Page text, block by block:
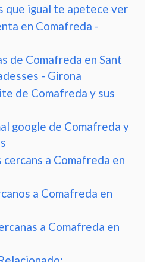
que igual te apetece ver
en Comafreda -
de Comafreda en Sant
- Girona
de Comafreda y sus
google de Comafreda y
cercans a Comafreda en
a Comafreda en
a Comafreda en